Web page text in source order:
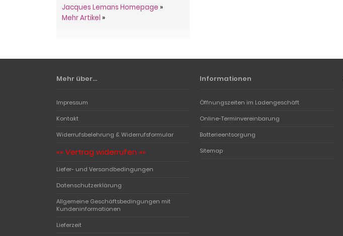
Jacques Lemans Homepage »
Mehr Artikel »
Mehr über...
Impressum
Kontakt
Widerrufsbelehrung & Widerrufsformular
«« Vertrag widerrufen »»
Liefer- und Versandbedingungen
Datenschutzerklärung
Allgemeine Geschäftsbedingungen mit
Kundeninformationen
Lieferzeit
Informationen
Öffnungszeiten im Ladengeschäft
Online-Terminvereinbarung
Batterieentsorgung
Sitemap